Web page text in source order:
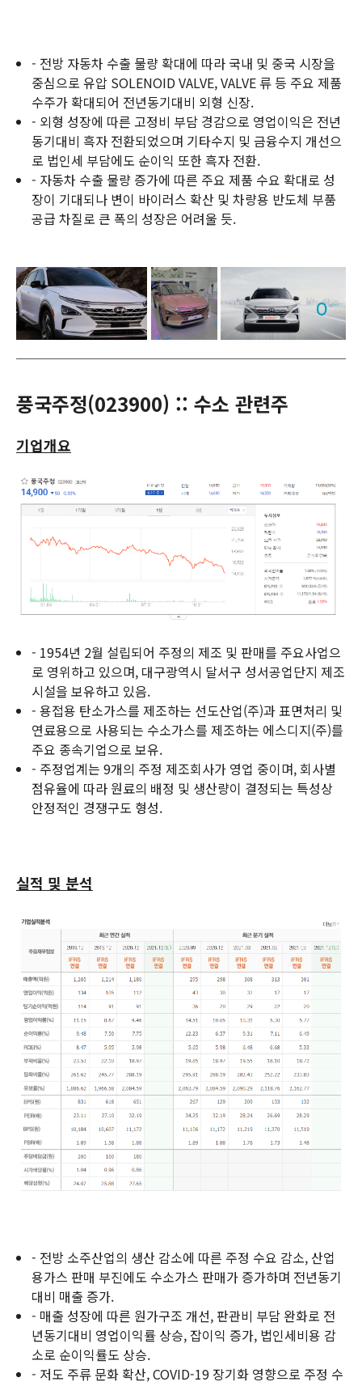
- 전방 자동차 수출 물량 확대에 따라 국내 및 중국 시장을
중심으로 유압 SOLENOID VALVE, VALVE 류 등 주요 제품
수주가 확대되어 전년동기대비 외형 신장.
- 외형 성장에 따른 고정비 부담 경감으로 영업이익은 전년
동기대비 흑자 전환되었으며 기타수지 및 금융수지 개선으
로 법인세 부담에도 순이익 또한 흑자 전환.
- 자동차 수출 물량 증가에 따른 주요 제품 수요 확대로 성
장이 기대되나 변이 바이러스 확산 및 차량용 반도체 부품
공급 차질로 큰 폭의 성장은 어려울 듯.
풍국주정(023900) :: 수소 관련주
기업개요
- 1954년 2월 설립되어 주정의 제조 및 판매를 주요사업으
로 영위하고 있으며, 대구광역시 달서구 성서공업단지 제조
시설을 보유하고 있음.
- 용접용 탄소가스를 제조하는 선도산업(주)과 표면처리 및
연료용으로 사용되는 수소가스를 제조하는 에스디지(주)를
주요 종속기업으로 보유.
- 주정업계는 9개의 주정 제조회사가 영업 중이며, 회사별
점유율에 따라 원료의 배정 및 생산량이 결정되는 특성상
안정적인 경쟁구도 형성.
실적 및 분석
- 전방 소주산업의 생산 감소에 따른 주정 수요 감소, 산업
용가스 판매 부진에도 수소가스 판매가 증가하며 전년동기
대비 매출 증가.
- 매출 성장에 따른 원가구조 개선, 판관비 부담 완화로 전
년동기대비 영업이익률 상승, 잡이익 증가, 법인세비용 감
소로 순이익률도 상승.
- 저도 주류 문화 확산, COVID-19 장기화 영향으로 주정 수